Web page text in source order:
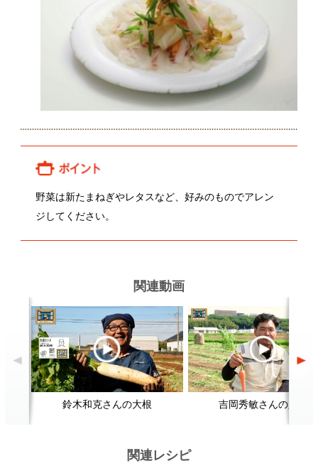
関連動画
鈴木和克さんの大根
肉じゃが
顔が見える食品。 ホーム
野菜。
加工品。
レシピ
動画Gallery